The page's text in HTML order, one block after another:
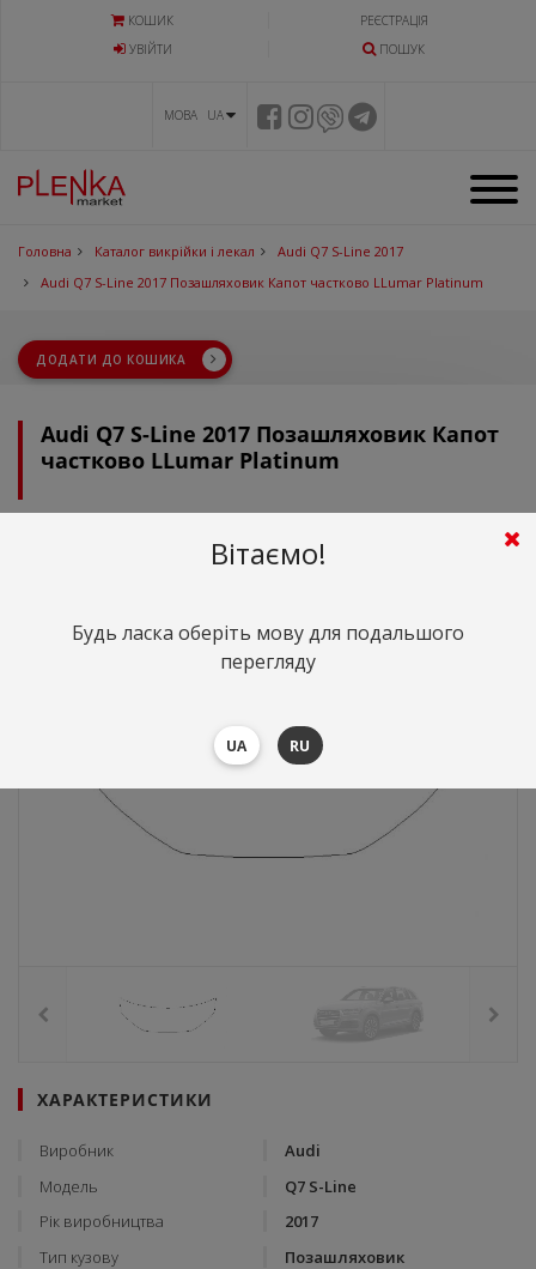
КОШИК
РЕЄСТРАЦІЯ
УВIЙТИ
ПОШУК
МОВА UA
Головна Каталог викрійки і лекал
Audi Q7 S-Line 2017
Audi Q7 S-Line 2017 Позашляховик Капот частково LLumar Platinum
ДОДАТИ ДО КОШИКА
Audi Q7 S-Line 2017 Позашляховик Капот
частково LLumar Platinum
грн. ($78.66)
ХАРАКТЕРИСТИКИ
Виробник
Audi
Модель
Q7 S-Line
Рік виробництва
2017
Тип кузову
Позашляховик
Вітаємо!
Будь ласка оберіть мову для подальшого
перегляду
UA RU